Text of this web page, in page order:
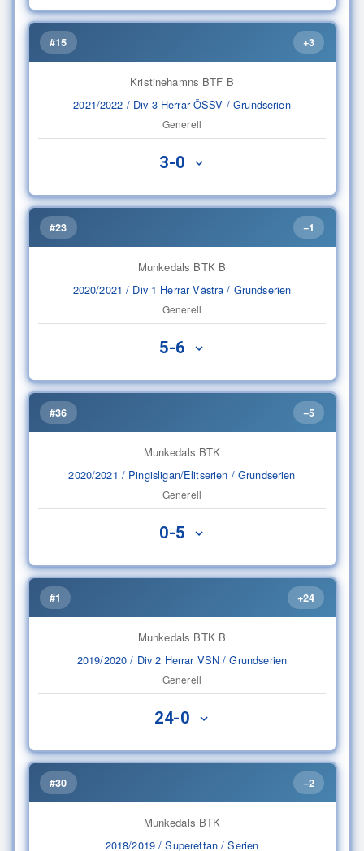
#15 +3
Kristinehamns BTF B
2021/2022 / Div 3 Herrar ÖSSV / Grundserien
Generell
3-0
#23 −1
Munkedals BTK B
2020/2021 / Div 1 Herrar Västra / Grundserien
Generell
5-6
#36 −5
Munkedals BTK
2020/2021 / Pingisligan/Elitserien / Grundserien
Generell
0-5
#1 +24
Munkedals BTK B
2019/2020 / Div 2 Herrar VSN / Grundserien
Generell
24-0
#30 −2
Munkedals BTK
2018/2019 / Superettan / Serien